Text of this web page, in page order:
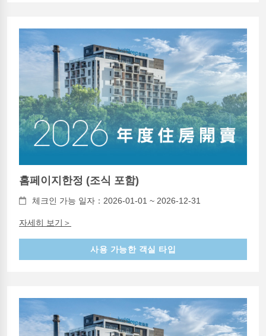
홈페이지한정 (조식 포함)
체크인 가능 일자：2026-01-01 ~ 2026-12-31
자세히 보기＞
사용 가능한 객실 타입